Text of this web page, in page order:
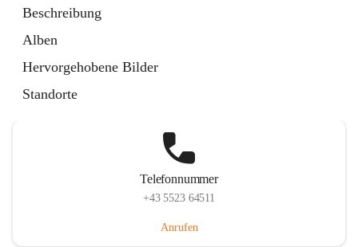
Beschreibung
Alben
Hervorgehobene Bilder
Standorte
Telefonnummer
+43 5523 64511
Anrufen